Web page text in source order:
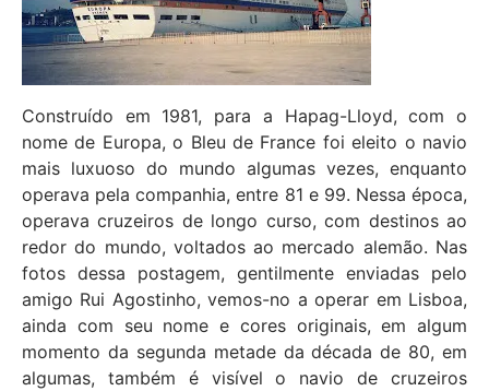
Construído em 1981, para a Hapag-Lloyd, com o
nome de Europa, o Bleu de France foi eleito o navio
mais luxuoso do mundo algumas vezes, enquanto
operava pela companhia, entre 81 e 99. Nessa época,
operava cruzeiros de longo curso, com destinos ao
redor do mundo, voltados ao mercado alemão. Nas
fotos dessa postagem, gentilmente enviadas pelo
amigo Rui Agostinho, vemos-no a operar em Lisboa,
ainda com seu nome e cores originais, em algum
momento da segunda metade da década de 80, em
algumas, também é visível o navio de cruzeiros